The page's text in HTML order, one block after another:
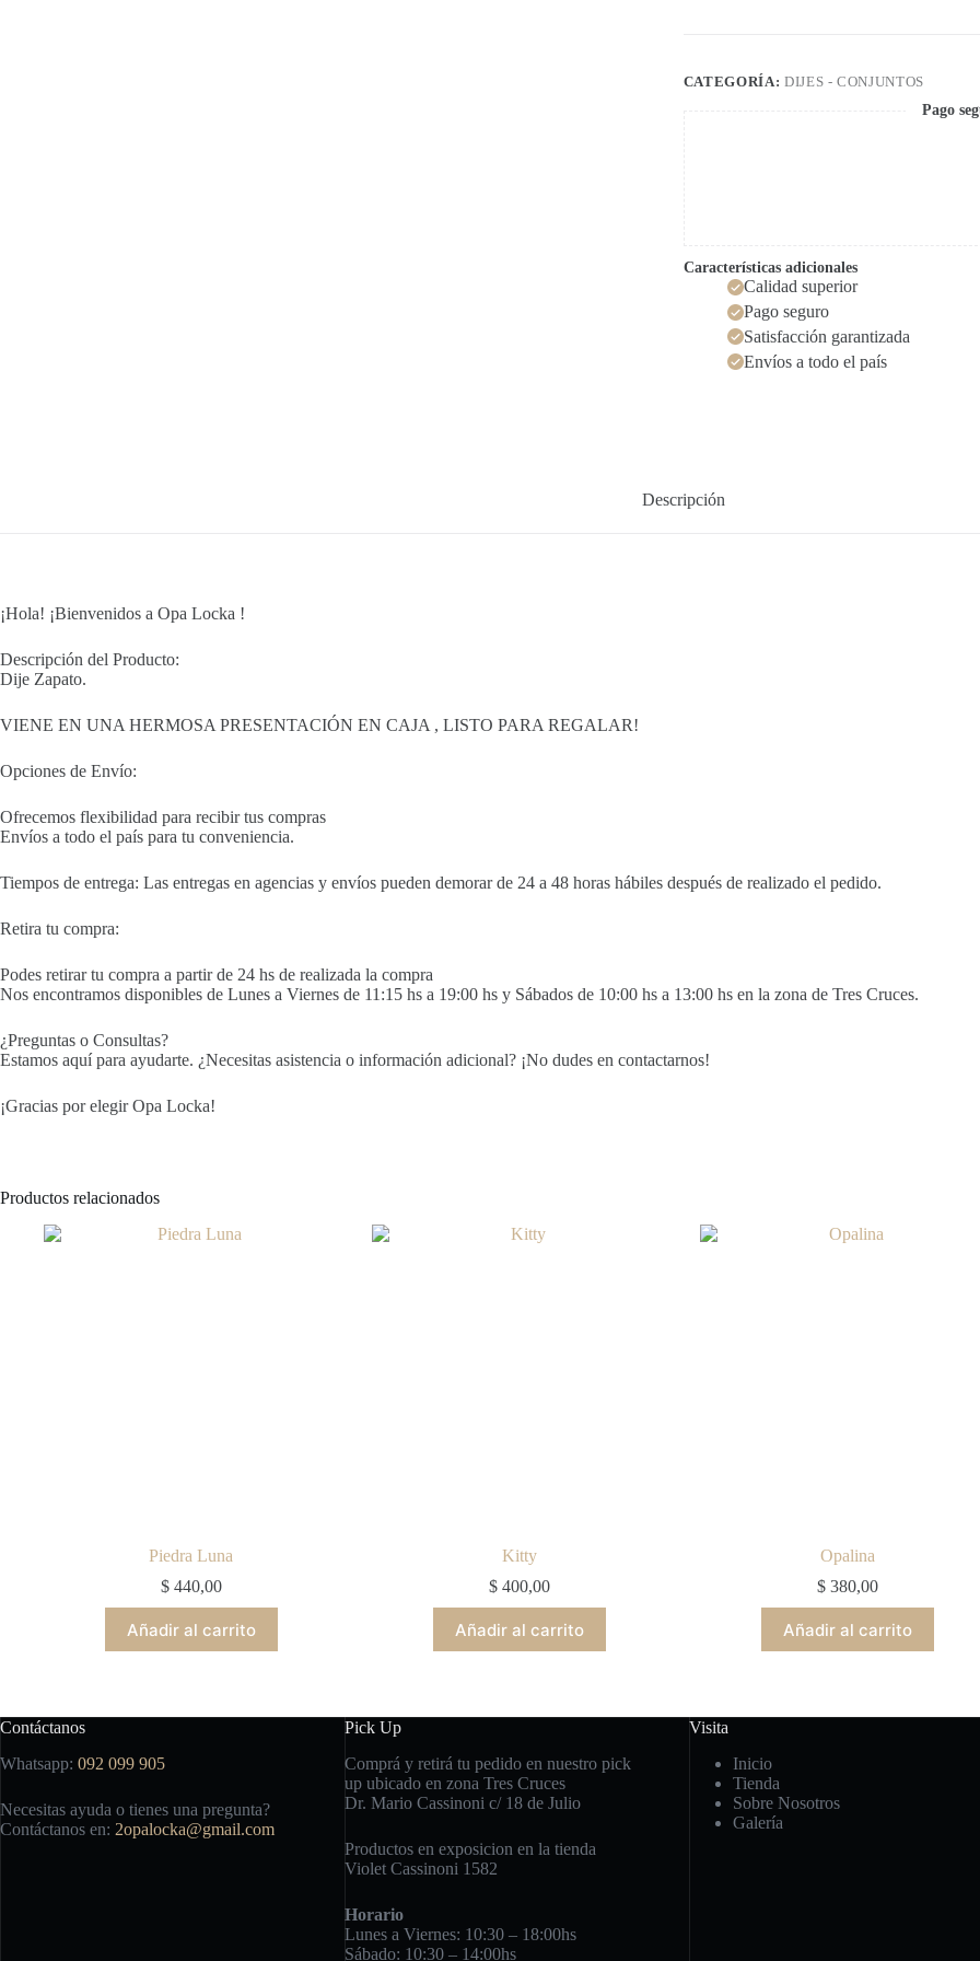
CATEGORÍA: DIJES - CONJUNTOS
Pago
Características adicionales
Calidad superior
Pago seguro
Satisfacción garantizada
Envíos a todo el país
Descripción
¡Hola! ¡Bienvenidos a Opa Locka !
Descripción del Producto:
Dije Zapato.
VIENE EN UNA HERMOSA PRESENTACIÓN EN CAJA , LISTO PARA REGALAR!
Opciones de Envío:
Ofrecemos flexibilidad para recibir tus compras
Envíos a todo el país para tu conveniencia.
Tiempos de entrega: Las entregas en agencias y envíos pueden demorar de 24 a 48 horas hábiles después de realizado el pedido.
Retira tu compra:
Podes retirar tu compra a partir de 24 hs de realizada la compra
Nos encontramos disponibles de Lunes a Viernes de 11:15 hs a 19:00 hs y Sábados de 10:00 hs a 13:00 hs en la zona de Tres Cruces.
¿Preguntas o Consultas?
Estamos aquí para ayudarte. ¿Necesitas asistencia o información adicional? ¡No dudes en contactarnos!
¡Gracias por elegir Opa Locka!
Productos relacionados
Piedra Luna
$440,00
Añadir al carrito
Kitty
$400,00
Añadir al carrito
Opalina
$380,00
Añadir al carrito
Contáctanos
Whatsapp: 092 099 905
Necesitas ayuda o tienes una pregunta?
Contáctanos en: 2opalocka@gmail.com
Pick Up
Comprá y retirá tu pedido en nuestro pick
up ubicado en zona Tres Cruces
Dr. Mario Cassinoni c/ 18 de Julio
Productos en exposicion en la tienda
Violet Cassinoni 1582
Horario
Lunes a Viernes: 10:30 – 18:00hs
Sábado: 10:30 – 14:00hs
Visita
Inicio
Tienda
Sobre Nosotros
Galería